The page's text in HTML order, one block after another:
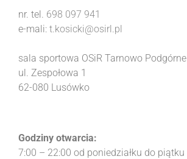
nr. tel. 698 097 941
e-mali: t.kosicki@osirl.pl
sala sportowa OSiR Tarnowo Podgórne
ul. Zespołowa 1
62-080 Lusówko
Godziny otwarcia:
7:00 – 22:00 od poniedziałku do piątku